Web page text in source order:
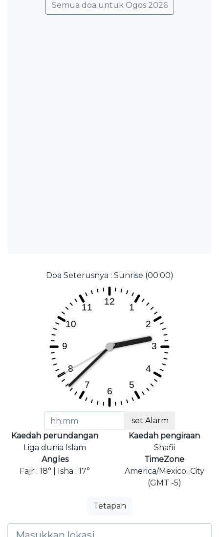
Semua doa untuk Ogos 2026
Doa Seterusnya : Sunrise (00:00)
set Alarm
Kaedah perundangan
Liga dunia Islam
Kaedah pengiraan
Shafii
Angles
Fajr : 18° | Isha : 17°
TimeZone
America/Mexico_City
(GMT -5)
Tetapan